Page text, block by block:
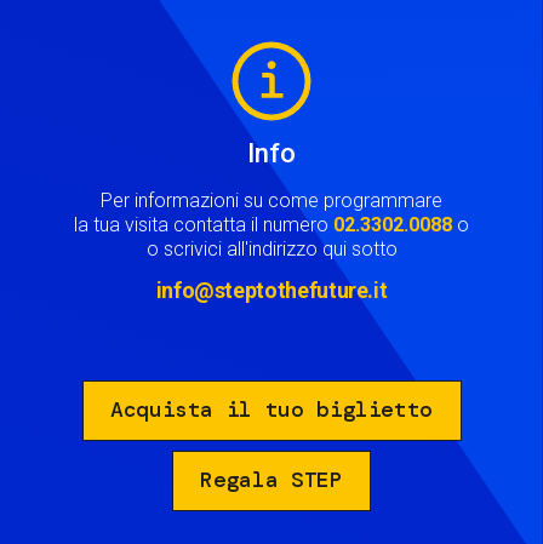
Info
Per informazioni su come programmare
la tua visita contatta il numero 02.3302.0088 o
o scrivici all'indirizzo qui sotto
info@steptothefuture.it
Acquista il tuo biglietto
Regala STEP